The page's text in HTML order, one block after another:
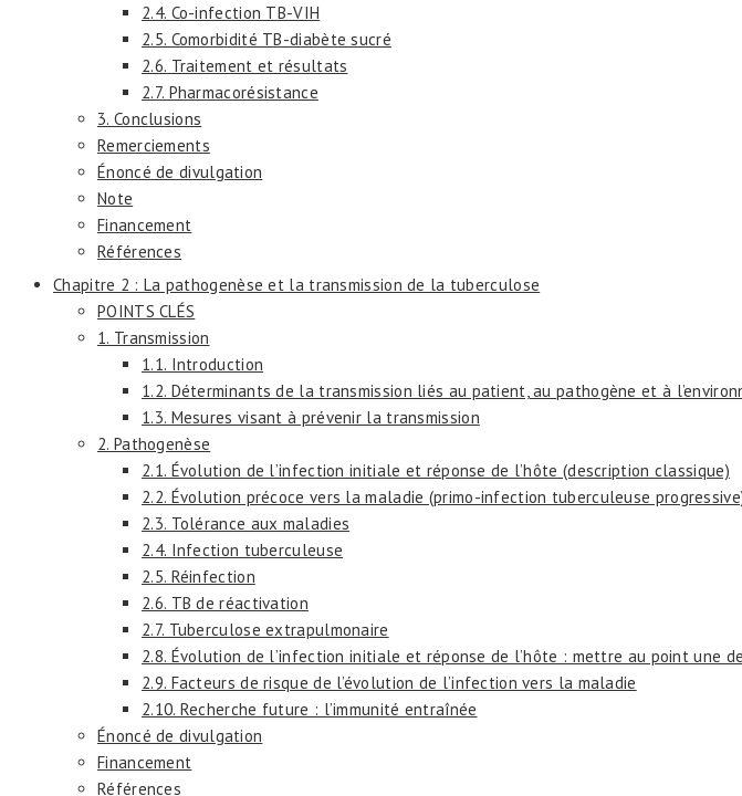
2.4. Co-infection TB-VIH
2.5. Comorbidité TB-diabète sucré
2.6. Traitement et résultats
2.7. Pharmacorésistance
3. Conclusions
Remerciements
Énoncé de divulgation
Note
Financement
Références
Chapitre 2 : La pathogenèse et la transmission de la tuberculose
POINTS CLÉS
1. Transmission
1.1. Introduction
1.2. Déterminants de la transmission liés au patient, au pathogène et à
1.3. Mesures visant à prévenir la transmission
2. Pathogenèse
2.1. Évolution de l’infection initiale et réponse de l’hôte (description classique)
2.2. Évolution précoce vers la maladie (primo-infection tuberculeuse
2.3. Tolérance aux maladies
2.4. Infection tuberculeuse
2.5. Réinfection
2.6. TB de réactivation
2.7. Tuberculose extrapulmonaire
2.8. Évolution de l’infection initiale et réponse de l’hôte : mettre au point une
2.9. Facteurs de risque de l’évolution de l’infection vers la maladie
2.10. Recherche future : l’immunité entraînée
Énoncé de divulgation
Financement
Références